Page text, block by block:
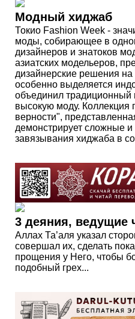
Модный хиджаб
Токио Fashion Week -
моды, собирающее в
дизайнеров и знатоков
азиатских модельеров,
дизайнерские решения
особенно выделяется
объединил традиционный
высокую моду. Коллекция
верности",
демонстрирует сложные
завязывания хиджаба в
3 деяния, ведущие
Аллах Та’аля указал
совершал их, сделать
прощения у Него, чтобы
подобный грех...